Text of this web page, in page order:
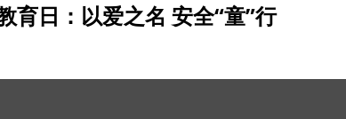
日：以爱之名 安全“童”行